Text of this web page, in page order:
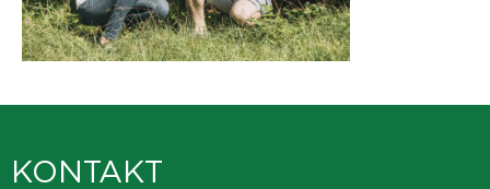
KONTAKT